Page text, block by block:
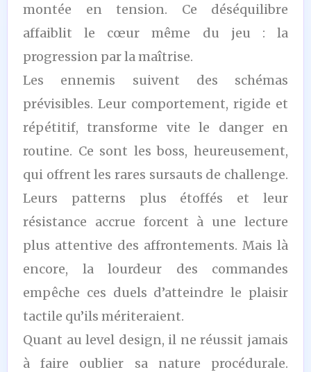
montée en tension. Ce déséquilibre
affaiblit le cœur même du jeu : la
progression par la maîtrise.
Les ennemis suivent des schémas
prévisibles. Leur comportement, rigide et
répétitif, transforme vite le danger en
routine. Ce sont les boss, heureusement,
qui offrent les rares sursauts de challenge.
Leurs patterns plus étoffés et leur
résistance accrue forcent à une lecture
plus attentive des affrontements. Mais là
encore, la lourdeur des commandes
empêche ces duels d’atteindre le plaisir
tactile qu’ils mériteraient.
Quant au level design, il ne réussit jamais
à faire oublier sa nature procédurale.